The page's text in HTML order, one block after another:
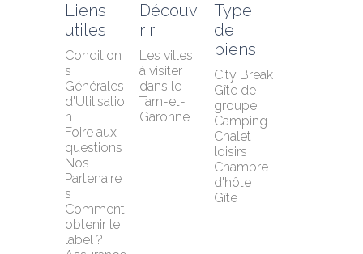
Liens
utiles
Condition
s
Générales
d'Utilisatio
n
Foire aux
questions
Nos
Partenaire
s
Comment
obtenir le
label ?
Découv
rir
Les villes
à visiter
dans le
Tarn-et-
Garonne
Type
de
biens
City Break
Gîte de
groupe
Camping
Chalet
loisirs
Chambre
d'hôte
Gîte